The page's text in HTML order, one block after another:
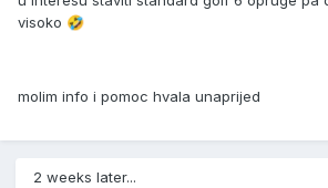
visoko 🤣
molim info i pomoc hvala unaprijed
2 weeks later...